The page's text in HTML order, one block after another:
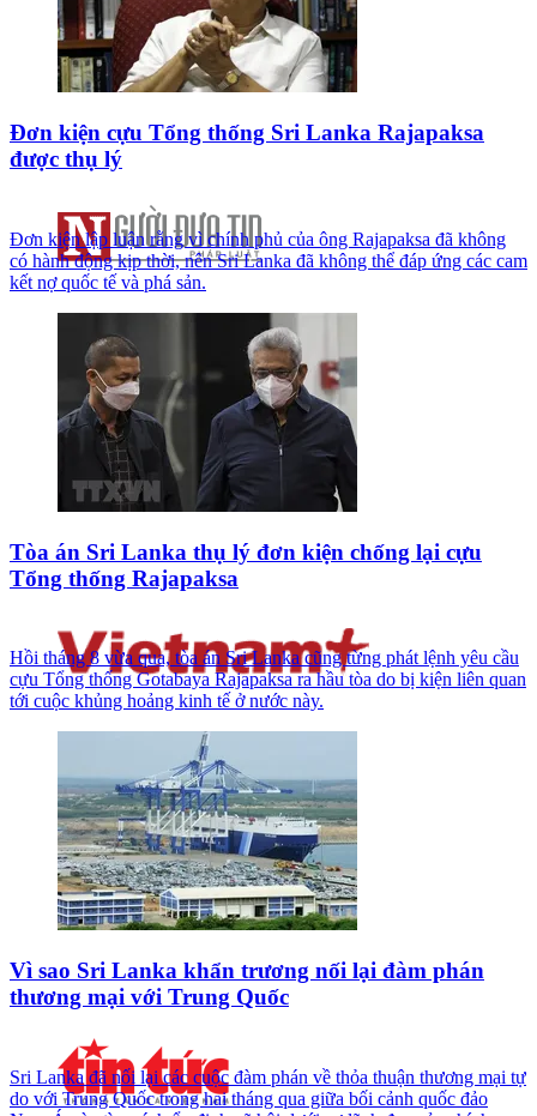
Đơn kiện cựu Tổng thống Sri Lanka Rajapaksa
được thụ lý
Đơn kiện lập luận rằng vì chính phủ của ông Rajapaksa đã không
có hành động kịp thời, nên Sri Lanka đã không thể đáp ứng các cam
kết nợ quốc tế và phá sản.
Tòa án Sri Lanka thụ lý đơn kiện chống lại cựu
Tổng thống Rajapaksa
Hồi tháng 8 vừa qua, tòa án Sri Lanka cũng từng phát lệnh yêu cầu
cựu Tổng thống Gotabaya Rajapaksa ra hầu tòa do bị kiện liên quan
tới cuộc khủng hoảng kinh tế ở nước này.
Vì sao Sri Lanka khẩn trương nối lại đàm phán
thương mại với Trung Quốc
Sri Lanka đã nối lại các cuộc đàm phán về thỏa thuận thương mại tự
do với Trung Quốc trong hai tháng qua giữa bối cảnh quốc đảo